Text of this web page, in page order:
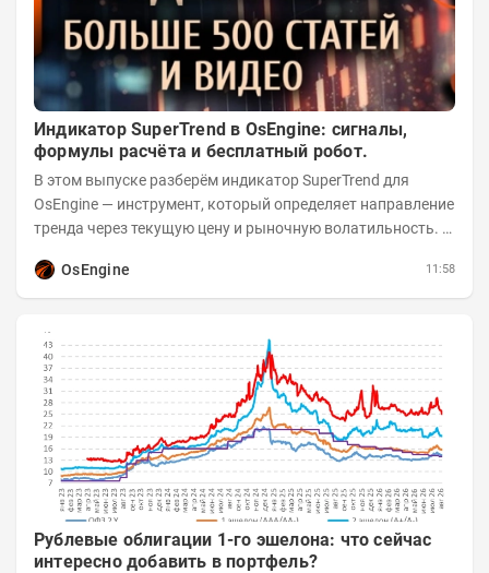
Индикатор SuperTrend в OsEngine: сигналы,
формулы расчёта и бесплатный робот.
В этом выпуске разберём индикатор SuperTrend для
OsEngine — инструмент, который определяет направление
тренда через текущую цену и рыночную волатильность. В
OsEngine
11:58
Рублевые облигации 1-го эшелона: что сейчас
интересно добавить в портфель?